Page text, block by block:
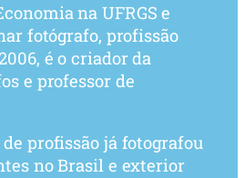
na UFRGS e
fotógrafo, profissão
é o criador da
e professor de
de profissão já fotografou
no Brasil e exterior